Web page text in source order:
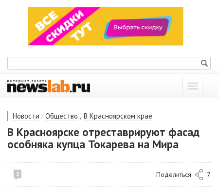
Показать
меню
Новости / Общество , В Красноярском крае
В Красноярске отреставрируют фасад
особняка купца Токарева на Мира
3 Поделиться 7